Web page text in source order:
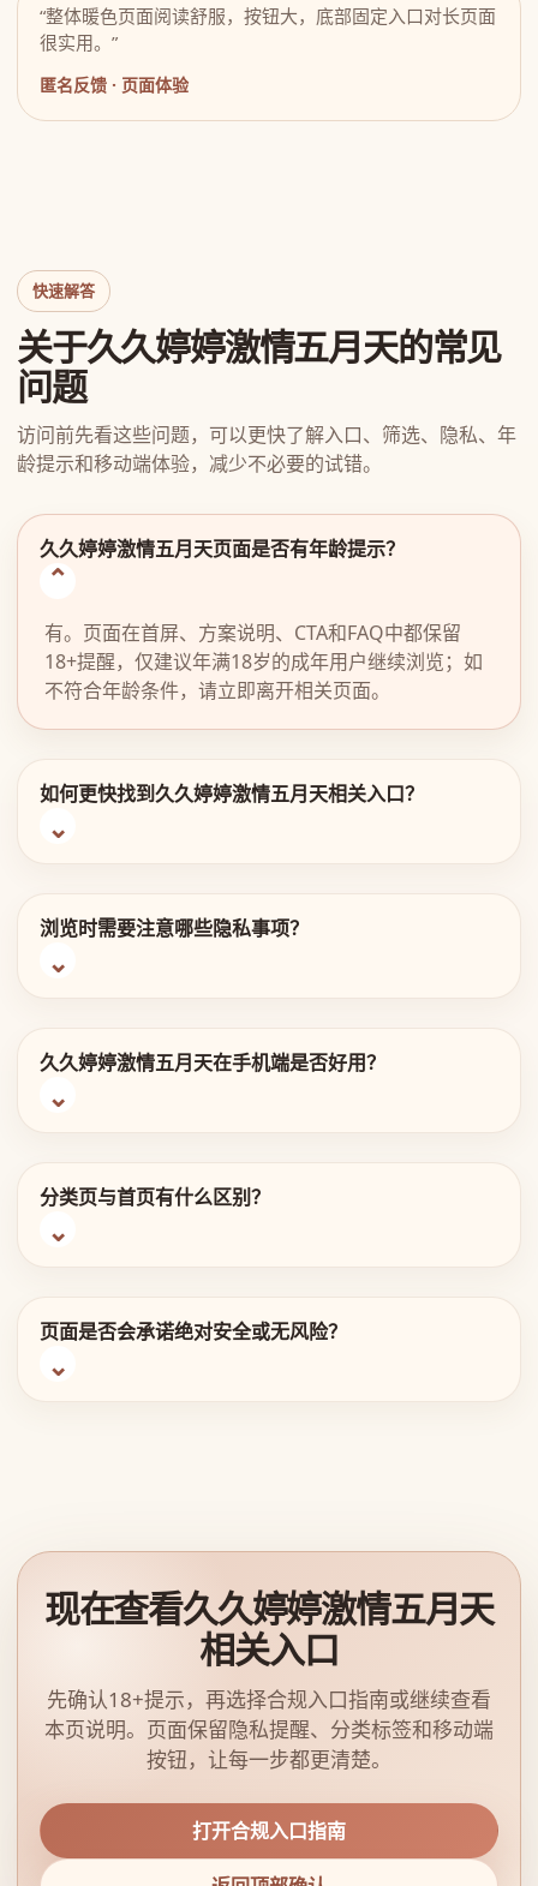
“整体暖色页面阅读舒服，按钮大，底部固定入口对长页面
很实用。”
匿名反馈 · 页面体验
快速解答
关于久久婷婷激情五月天的常见
问题
访问前先看这些问题，可以更快了解入口、筛选、隐私、年
龄提示和移动端体验，减少不必要的试错。
久久婷婷激情五月天页面是否有年龄提示？
有。页面在首屏、方案说明、CTA和FAQ中都保留
18+提醒，仅建议年满18岁的成年用户继续浏览；如
不符合年龄条件，请立即离开相关页面。
如何更快找到久久婷婷激情五月天相关入口？
浏览时需要注意哪些隐私事项？
久久婷婷激情五月天在手机端是否好用？
分类页与首页有什么区别？
页面是否会承诺绝对安全或无风险？
现在查看久久婷婷激情五月天
相关入口
先确认18+提示，再选择合规入口指南或继续查看
本页说明。页面保留隐私提醒、分类标签和移动端
按钮，让每一步都更清楚。
打开合规入口指南